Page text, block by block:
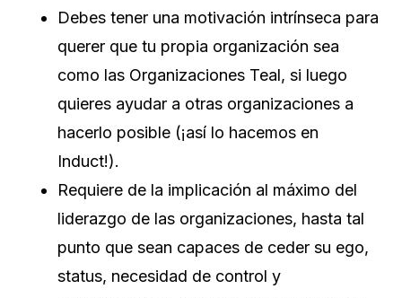
Debes tener una motivación intrínseca para
querer que tu propia organización sea
como las Organizaciones Teal, si luego
quieres ayudar a otras organizaciones a
hacerlo posible (¡así lo hacemos en
Induct!).
Requiere de la implicación al máximo del
liderazgo de las organizaciones, hasta tal
punto que sean capaces de ceder su ego,
status, necesidad de control y